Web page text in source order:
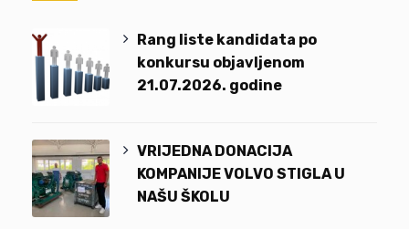
Rang liste kandidata po
konkursu objavljenom
21.07.2026. godine
VRIJEDNA DONACIJA
KOMPANIJE VOLVO STIGLA U
NAŠU ŠKOLU